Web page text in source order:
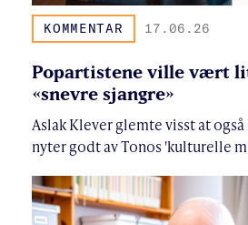
KOMMENTAR 17.06.26
Popartistene ville vært
«snevre sjangre»
Aslak Klever glemte visst at
nyter godt av Tonos 'kulturelle